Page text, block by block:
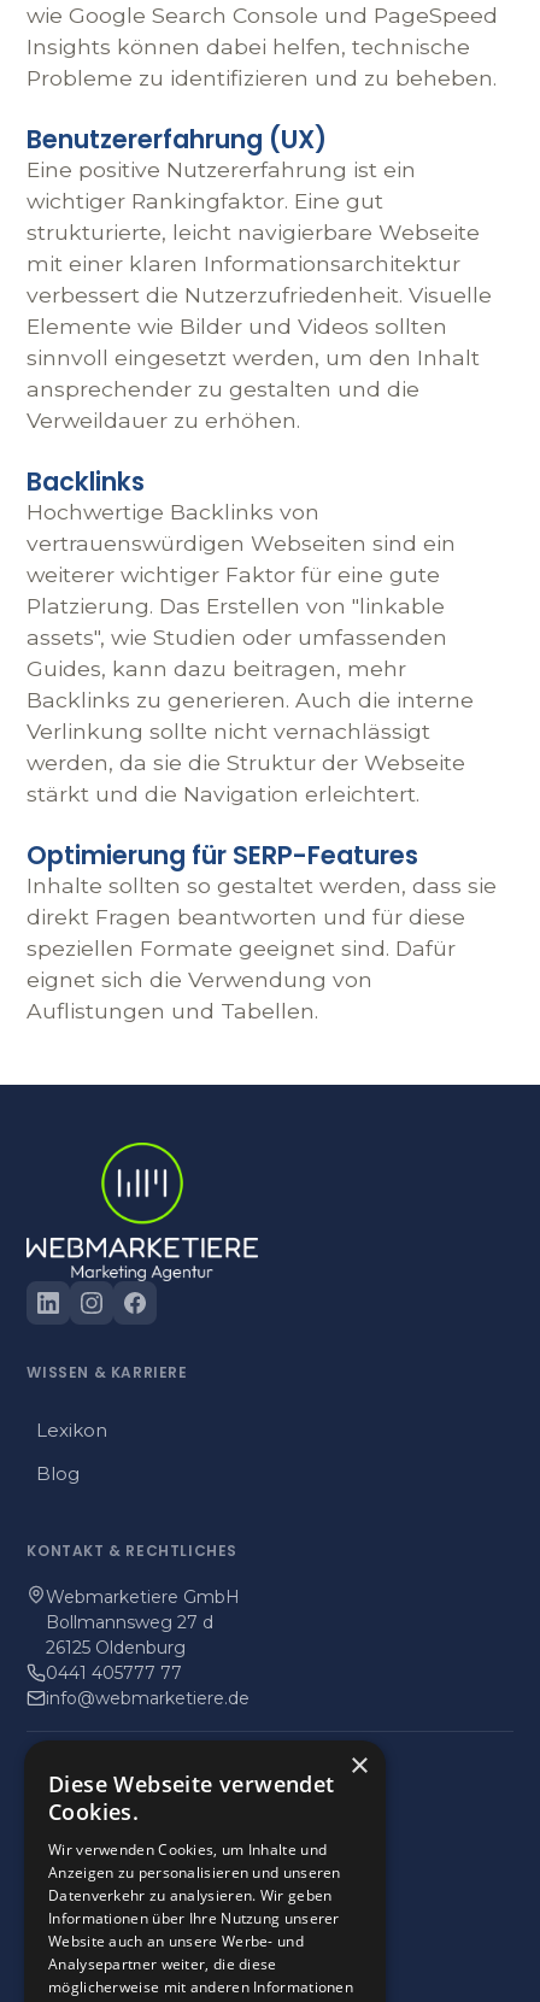
wie Google Search Console und PageSpeed
Insights können dabei helfen, technische
Probleme zu identifizieren und zu beheben.
Benutzererfahrung (UX)
Eine positive Nutzererfahrung ist ein
wichtiger Rankingfaktor. Eine gut
strukturierte, leicht navigierbare Webseite
mit einer klaren Informationsarchitektur
verbessert die Nutzerzufriedenheit. Visuelle
Elemente wie Bilder und Videos sollten
sinnvoll eingesetzt werden, um den Inhalt
ansprechender zu gestalten und die
Verweildauer zu erhöhen.
Backlinks
Hochwertige Backlinks von
vertrauenswürdigen Webseiten sind ein
weiterer wichtiger Faktor für eine gute
Platzierung. Das Erstellen von "linkable
assets", wie Studien oder umfassenden
Guides, kann dazu beitragen, mehr
Backlinks zu generieren. Auch die interne
Verlinkung sollte nicht vernachlässigt
werden, da sie die Struktur der Webseite
stärkt und die Navigation erleichtert.
Optimierung für SERP-Features
Inhalte sollten so gestaltet werden, dass sie
direkt Fragen beantworten und für diese
speziellen Formate geeignet sind. Dafür
eignet sich die Verwendung von
Auflistungen und Tabellen.
WISSEN & KARRIERE
Lexikon
Blog
KONTAKT & RECHTLICHES
Webmarketiere GmbH
Bollmannsweg 27 d
26125 Oldenburg
0441 405777 77
info@webmarketiere.de
Datenschutz
28 Bewertungen 9,9
provided by
×
Diese Webseite verwendet
Cookies.
Wir verwenden Cookies, um Inhalte und
Anzeigen zu personalisieren und unseren
Datenverkehr zu analysieren. Wir geben
Informationen über Ihre Nutzung unserer
Website auch an unsere Werbe- und
Analysepartner weiter, die diese
möglicherweise mit anderen Informationen